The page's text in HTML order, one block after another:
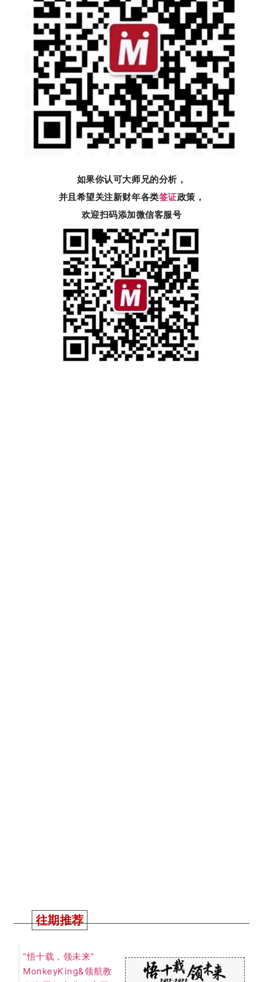
如果你认可大师兄的分析，
并且希望关注新财年各类签证政策，
欢迎扫码添加微信客服号
往期推荐
“悟十载，领未来”
MonkeyKing&领航教